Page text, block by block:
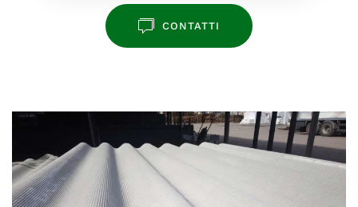
CONTATTI